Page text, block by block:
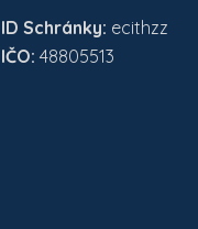
ID Schránky: ecithzz
IČO: 48805513